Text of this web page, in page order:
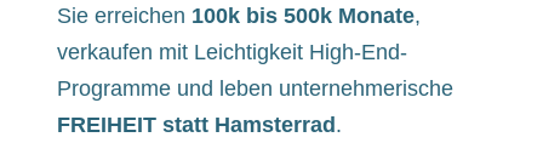
Sie erreichen 100k bis 500k Monate,
verkaufen mit Leichtigkeit High-End-
Programme und leben unternehmerische
FREIHEIT statt Hamsterrad .